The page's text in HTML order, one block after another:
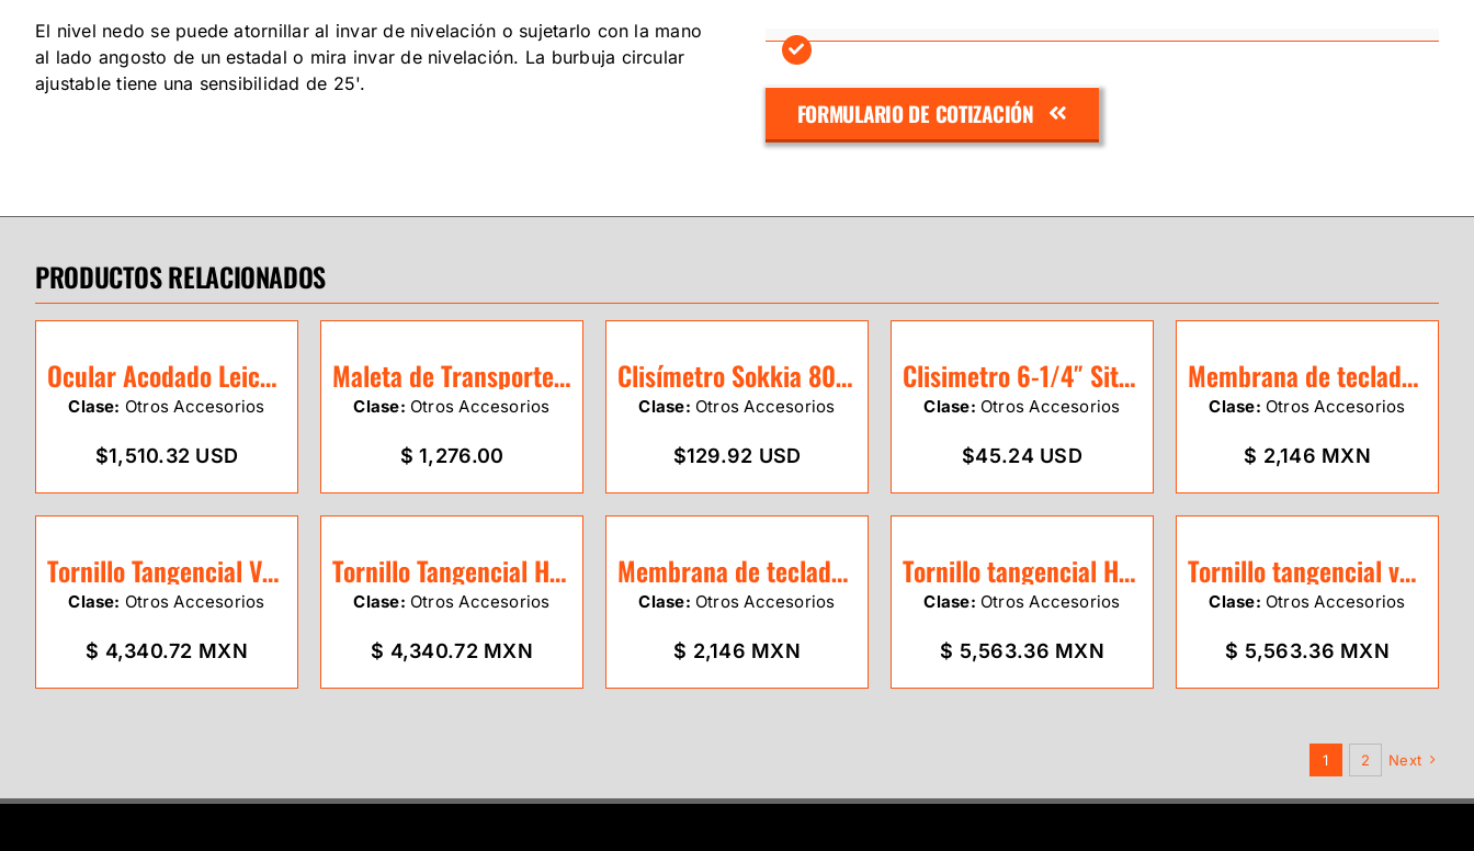
El nivel nedo se puede atornillar al invar de nivelación o sujetarlo con la mano
al lado angosto de un estadal o mira invar de nivelación. La burbuja circular
ajustable tiene una sensibilidad de 25'.
FORMULARIO DE COTIZACIÓN
PRODUCTOS RELACIONADOS
Ocular Acodado Leica GFZ3
Clase: Otros Accesorios
$1,510.32 USD
Maleta de Transporte para Estación Total – Refuerzo Lateral
Clase: Otros Accesorios
$ 1,276.00
Clisímetro Sokkia 804710
Clase: Otros Accesorios
$129.92 USD
Clisimetro 6-1/4″ SitePro
Clase: Otros Accesorios
$45.24 USD
Membrana de teclado para Estacion Sokkia Serie IM-50
Clase: Otros Accesorios
$ 2,146 MXN
Tornillo Tangencial Vertical Sokkia
Clase: Otros Accesorios
$ 4,340.72 MXN
Tornillo Tangencial Horizontal Sokkia
Clase: Otros Accesorios
$ 4,340.72 MXN
Membrana de teclado para estación Sokkia serie IM-50
Clase: Otros Accesorios
$ 2,146 MXN
Tornillo tangencial Horizontal
Clase: Otros Accesorios
$ 5,563.36 MXN
Tornillo tangencial vertical
Clase: Otros Accesorios
$ 5,563.36 MXN
1 2 Next